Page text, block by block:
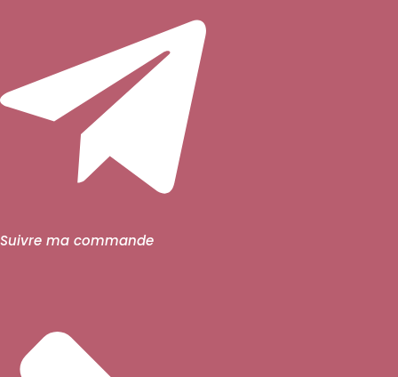
Suivre ma commande